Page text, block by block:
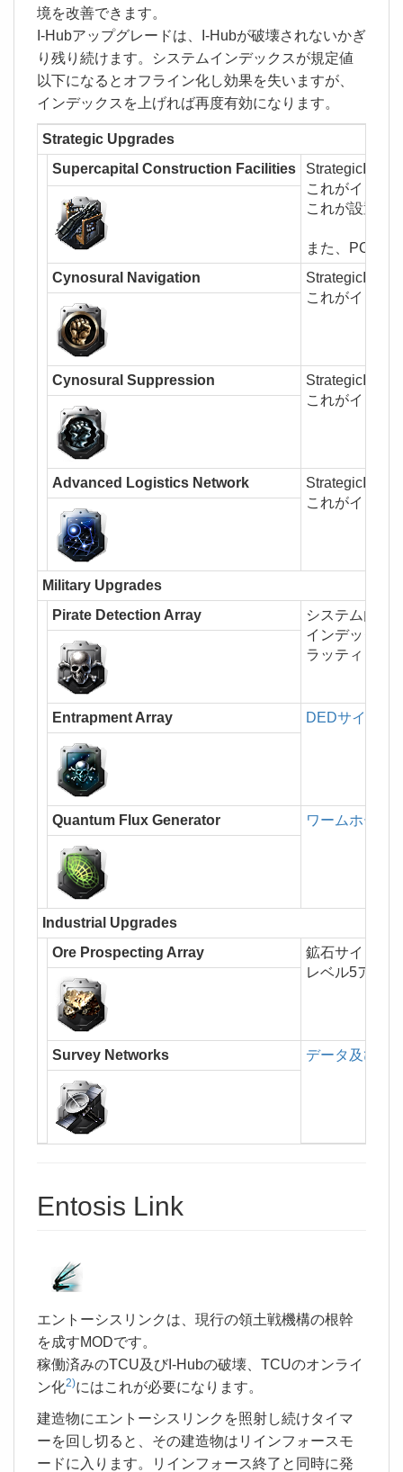
境を改善できます。
I-Hubアップグレードは、I-Hubが破壊されないかぎ
り残り続けます。システムインデックスが規定値
以下になるとオフライン化し効果を失いますが、
インデックスを上げれば再度有効になります。
Strategic Upgrades
Supercapital Construction Facilities
StrategicIndex
これがインス
これが設置さ
また、POSに
Cynosural Navigation
StrategicIndex
これがインス
Cynosural Suppression
StrategicIndex
これがインス
Advanced Logistics Network
StrategicIndex
これがインス
Military Upgrades
Pirate Detection Array
システム内に
インデックス
ラッティング
Entrapment Array DEDサイト
Quantum Flux Generator ワームホール
Industrial Upgrades
Ore Prospecting Array
鉱石サイトを
レベル5アッ
Survey Networks データ及び遺
Entosis Link
エントーシスリンクは、現行の領土戦機構の根幹
を成すMODです。
稼働済みのTCU及びI-Hubの破壊、TCUのオンライ
ン化2)にはこれが必要になります。
建造物にエントーシスリンクを照射し続けタイマ
ーを回し切ると、その建造物はリインフォースモ
ードに入ります。リインフォース終了と同時に発